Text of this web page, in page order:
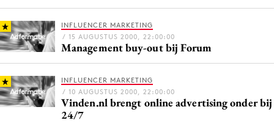
Data & Insights
Design
Digital transformation
Diversiteit
Effectiviteit
Gedragsverandering
Influencer marketing
INFLUENCER MARKETING
/ 15 AUGUSTUS 2000, 22:00:00
Management buy-out bij Forum
INFLUENCER MARKETING
/ 10 AUGUSTUS 2000, 22:00:00
Vinden.nl brengt online advertising onder bij
24/7